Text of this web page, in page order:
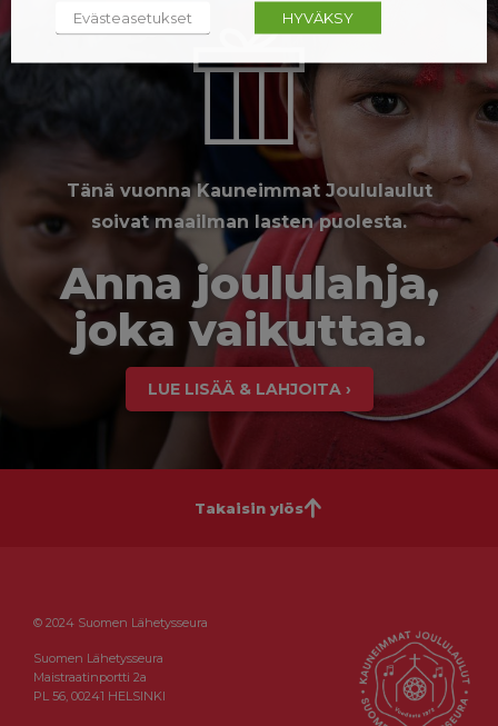
Tänä vuonna Kauneimmat Joululaulut
soivat maailman lasten puolesta.
Anna joululahja,
joka vaikuttaa.
LUE LISÄÄ & LAHJOITA ›
Takaisin ylös
© 2024 Suomen Lähetysseura
Suomen Lähetysseura
Maistraatinportti 2a
PL 56, 00241 HELSINKI
Evästeasetukset HYVÄKSY